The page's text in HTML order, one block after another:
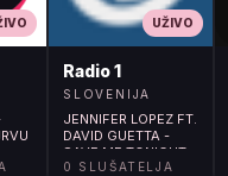
UŽIVO
Radio 1
SLOVENIJA
JENNIFER LOPEZ FT.
DAVID GUETTA -
SAVE ME TONIGHT
0 SLUŠATELJA